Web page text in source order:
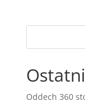
Oddech 360